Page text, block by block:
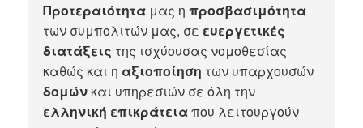
Προτεραιότητα μας ηπροσβασιμότητα
των συμπολιτών μας, σε ευεργετικές
διατάξεις της ισχύουσας νομοθεσίας
καθώς και η αξιοποίηση των υπαρχουσών
δομών και υπηρεσιών σε όλη την
ελληνική επικράτειαπου λειτουργούν